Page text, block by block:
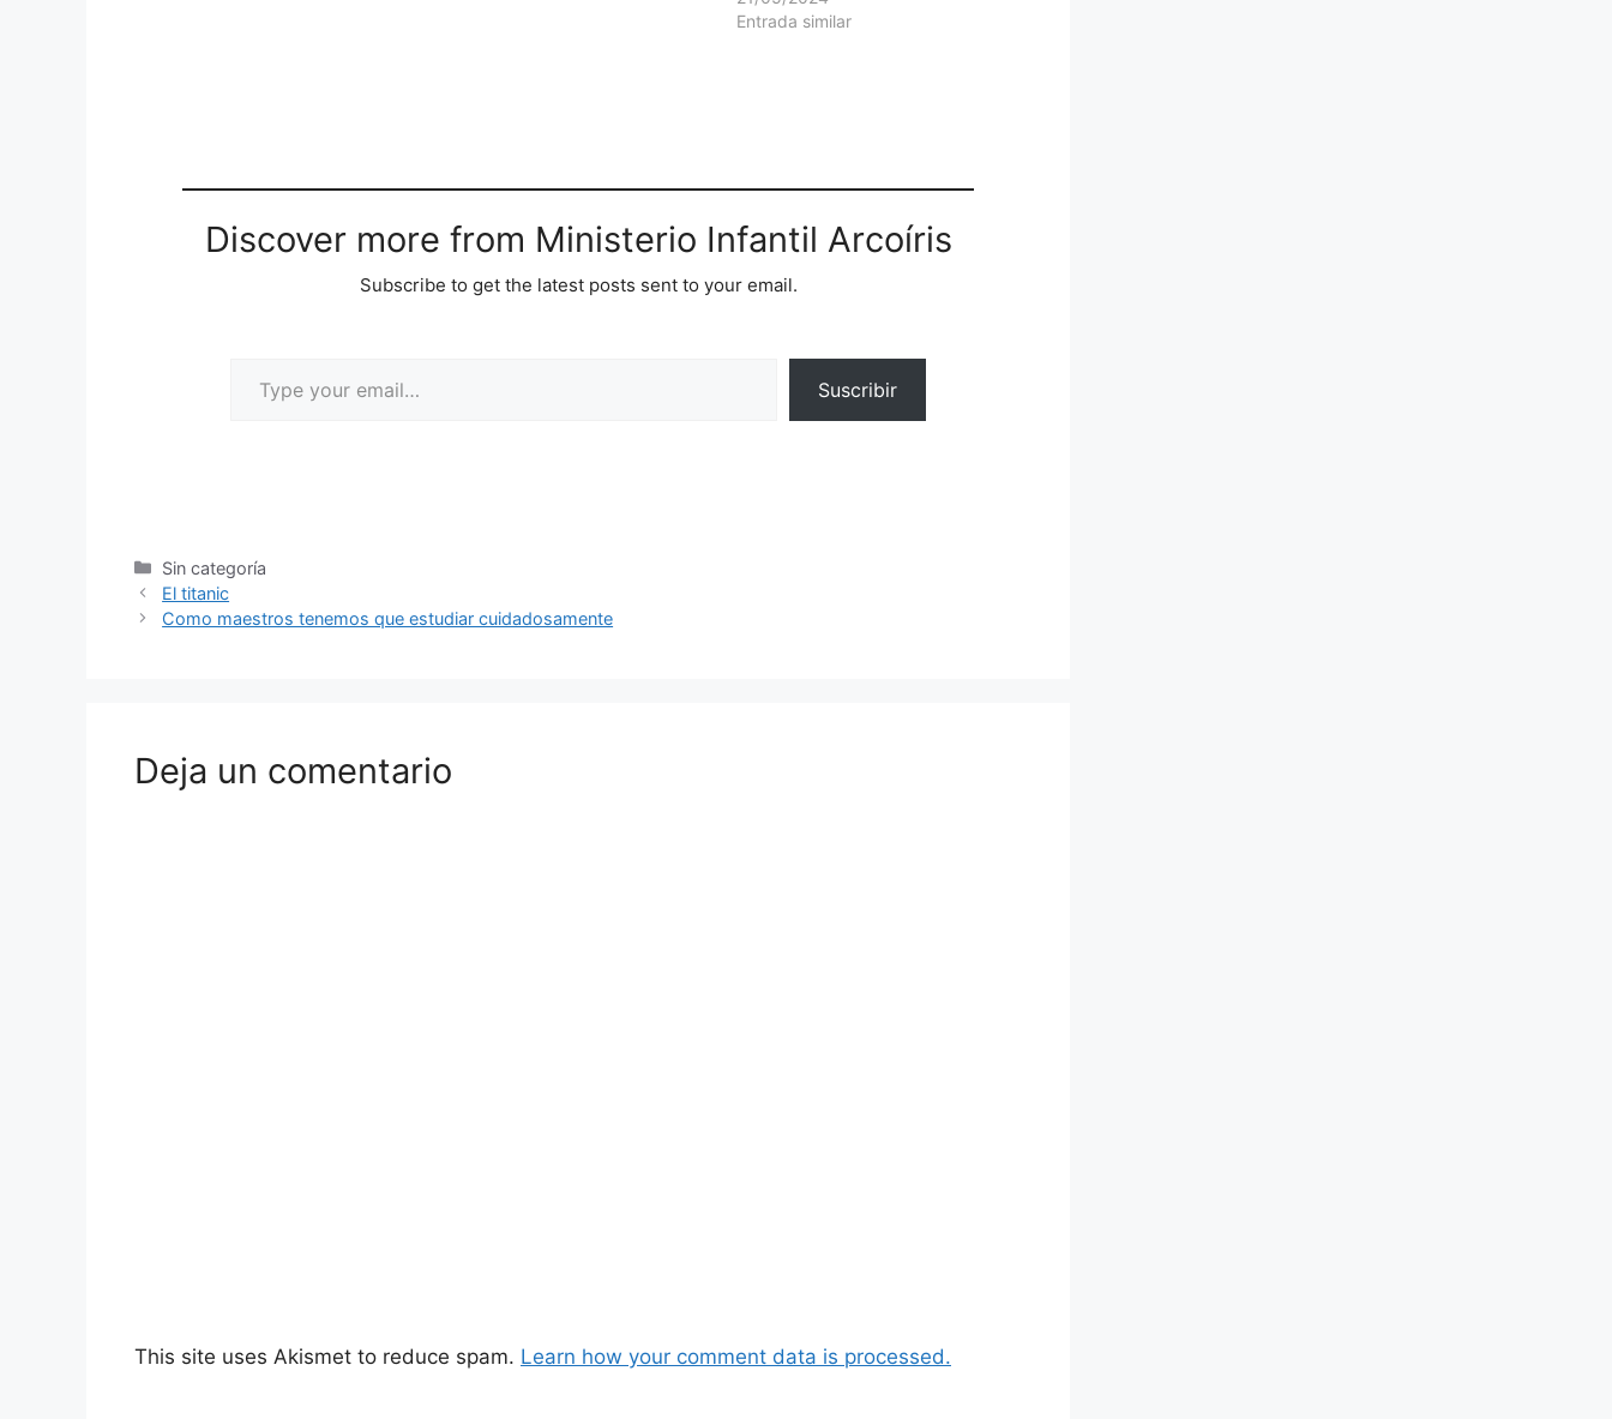
Entrada similar
Discover more from Ministerio Infantil Arcoíris
Subscribe to get the latest posts sent to your email.
Suscribir
Sin categoría
El titanic
Como maestros tenemos que estudiar cuidadosamente
Deja un comentario
This site uses Akismet to reduce spam. Learn how your comment data is processed.